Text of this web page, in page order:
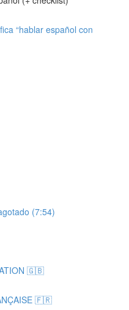
“hablar español con
(7:54)
🇬🇧
🇫🇷